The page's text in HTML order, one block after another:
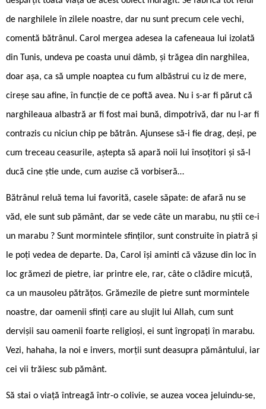
de narghilele în zilele noastre, dar nu sunt precum cele vechi,
comentă bătrânul. Carol mergea adesea la cafeneaua lui izolată
din Tunis, undeva pe coasta unui dâmb, și trăgea din narghilea,
doar așa, ca să umple noaptea cu fum albăstrui cu iz de mere,
cireșe sau afine, în funcție de ce poftă avea. Nu i s-ar fi părut că
narghileaua albastră ar fi fost mai bună, dimpotrivă, dar nu l-ar fi
contrazis cu niciun chip pe bătrân. Ajunsese să-i fie drag, deși, pe
cum treceau ceasurile, aștepta să apară noii lui însoțitori și să-l
ducă cine știe unde, cum auzise că vorbiseră…
Bătrânul reluă tema lui favorită, casele săpate: de afară nu se
văd, ele sunt sub pământ, dar se vede câte un marabu, nu știi ce-i
un marabu ? Sunt mormintele sfinților, sunt construite în piatră și
le poți vedea de departe. Da, Carol își aminti că văzuse din loc în
loc grămezi de pietre, iar printre ele, rar, câte o clădire micuță,
ca un mausoleu pătrățos. Grămezile de pietre sunt mormintele
noastre, dar oamenii sfinți care au slujit lui Allah, cum sunt
dervișii sau oamenii foarte religioși, ei sunt îngropați în marabu.
Vezi, hahaha, la noi e invers, morții sunt deasupra pământului, iar
cei vii trăiesc sub pământ.
Să stai o viață întreagă într-o colivie, se auzea vocea jeluindu-se,